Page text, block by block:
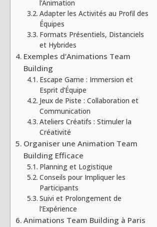
l’Animation
Adapter les Activités au Profil des
Équipes
Formats Présentiels, Distanciels
et Hybrides
Exemples d’Animations Team
Building
Escape Game : Immersion et
Esprit d’Équipe
Jeux de Piste : Collaboration et
Communication
Ateliers Créatifs : Stimuler la
Créativité
Organiser une Animation Team
Building Efficace
Planning et Logistique
Conseils pour Impliquer les
Participants
Suivi et Prolongement de
l’Expérience
Animations Team Building à Paris